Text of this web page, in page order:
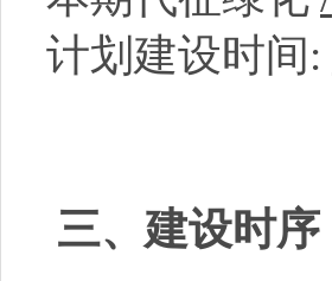
计划建设时间:
三、建设时序